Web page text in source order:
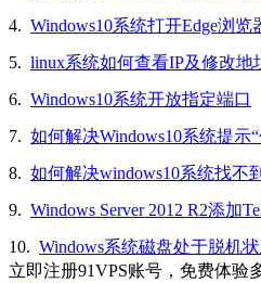
4. Windows10系统打开Edge浏览器提示Tls
5. linux系统如何查看IP及修改地
6. Windows10系统开放指定端口
7. 如何解决Windows10系统提示“你的病
8. 如何解决windows10系统找不
9. Windows Server 2012 R2添加
10. Windows系统磁盘处于脱机
立即注册91VPS账号，免费体验